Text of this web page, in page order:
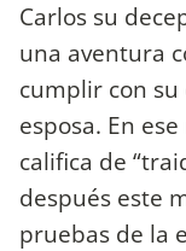
Carlos su
una aventura
cumplir con
esposa. En
califica de
después este
pruebas de la